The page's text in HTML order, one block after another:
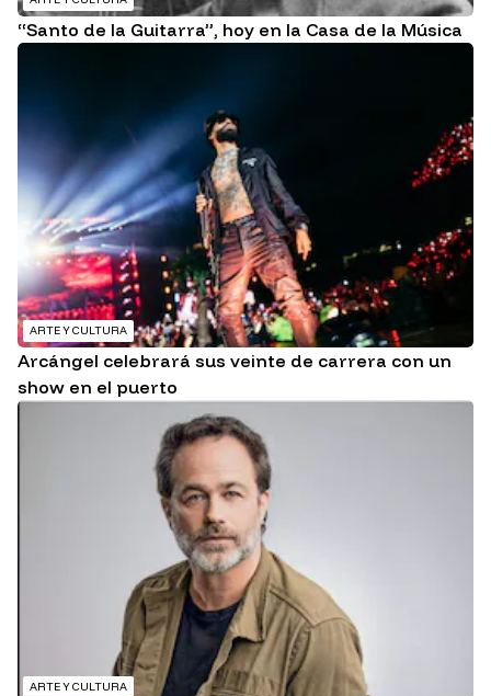
“Santo de la Guitarra”, hoy en la Casa de la Música
ARTE Y CULTURA
Arcángel celebrará sus veinte de carrera con un
show en el puerto
ARTE Y CULTURA